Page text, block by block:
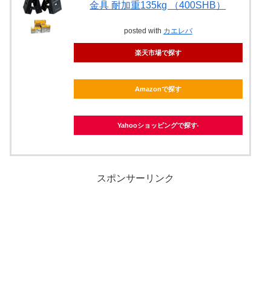
金具 耐加重135kg （400SHB）
posted with カエレバ
楽天市場で探す
Amazonで探す
Yahooショッピングで探す
スポンサーリンク